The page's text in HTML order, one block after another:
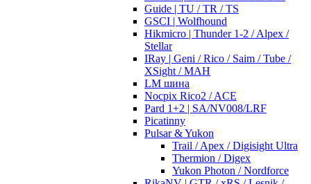
Guide | TU / TR / TS
GSCI | Wolfhound
Hikmicro | Thunder 1-2 / Alpex /
Stellar
IRay | Geni / Rico / Saim / Tube /
XSight / MAH
LM шина
Nocpix Rico2 / ACE
Pard 1+2 | SA/NV008/LRF
Picatinny
Pulsar & Yukon
Trail / Apex / Digisight Ultra
Thermion / Digex
Yukon Photon / Nordforce